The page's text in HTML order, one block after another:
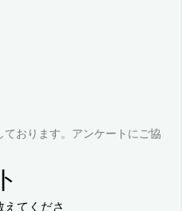
おります。アンケートにご協